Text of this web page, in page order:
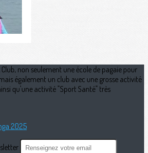
non seulement une école de pagaie pour
également un club avec une grosse activité
qu'une activité "Sport Santé" très
2025